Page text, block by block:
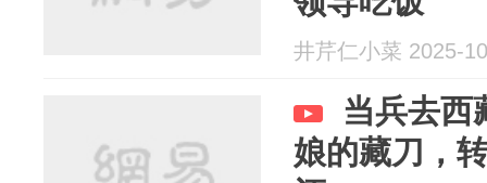
井芹仁小菜 2025-
当兵去西
娘的藏刀，